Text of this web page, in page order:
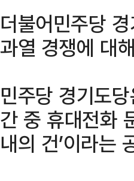
더불어민주당
과열 경쟁에 대
민주당 경기도
간 중 휴대전화
내의 건’이라는